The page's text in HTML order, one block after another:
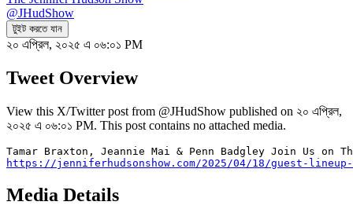
@JHudShow
টুইট করতে যান
২০ এপ্রিল, ২০২৫ এ ০৬:০১ PM
Tweet Overview
View this X/Twitter post from @JHudShow published on ২০ এপ্রিল,
২০২৫ এ ০৬:০১ PM. This post contains no attached media.
https://jenniferhudsonshow.com/2025/04/18/guest-
Media Details